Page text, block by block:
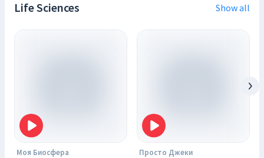
Life Sciences Show all
Моя Биосфера
Просто Джеки